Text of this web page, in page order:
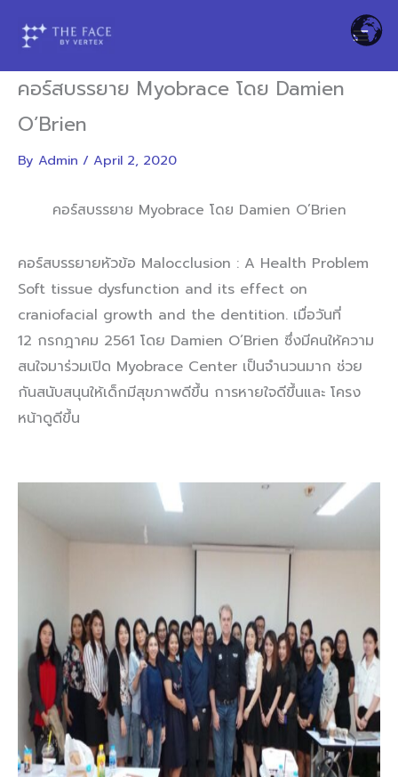
คอร์สบรรยาย Myobrace โดย Damien
O’Brien
By Admin / April 2, 2020
คอร์สบรรยาย Myobrace โดย Damien O’Brien
คอร์สบรรยายหัวข้อ Malocclusion : A Health Problem
Soft tissue dysfunction and its effect on
craniofacial growth and the dentition. เมื่อวันที่
12 กรกฎาคม 2561 โดย Damien O’Brien ซึ่งมีคนให้ความ
สนใจมาร่วมเปิด Myobrace Center เป็นจำนวนมาก ช่วย
กันสนับสนุนให้เด็กมีสุขภาพดีขึ้น การหายใจดีขึ้นและ โครง
หน้าดูดีขึ้น